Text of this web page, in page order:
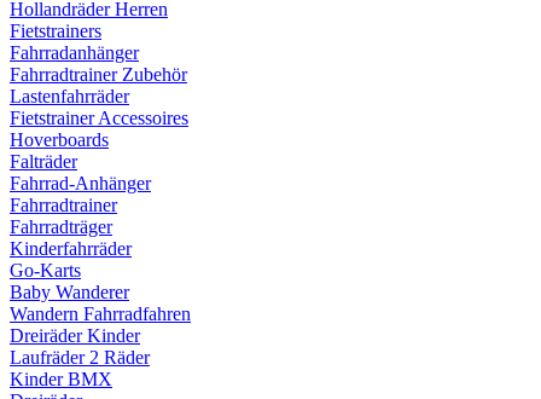
Hollandräder Herren
Fietstrainers
Fahrradanhänger
Fahrradtrainer Zubehör
Lastenfahrräder
Fietstrainer Accessoires
Hoverboards
Falträder
Fahrrad-Anhänger
Fahrradtrainer
Fahrradträger
Kinderfahrräder
Go-Karts
Baby Wanderer
Wandern Fahrradfahren
Dreiräder Kinder
Laufräder 2 Räder
Kinder BMX